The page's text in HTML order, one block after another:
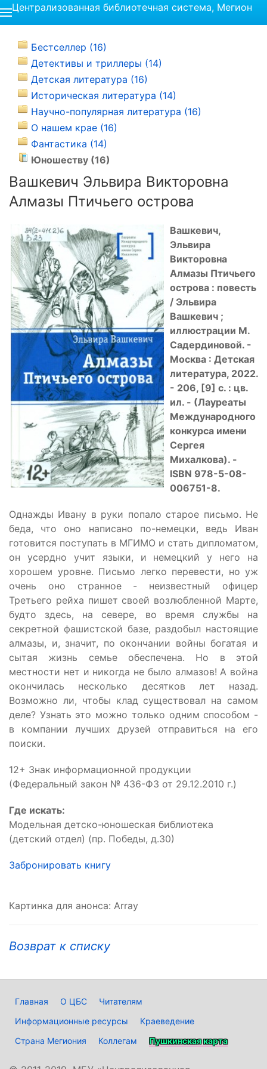
Централизованная библиотечная система, Мегион
Бестселлер (16)
Детективы и триллеры (14)
Детская литература (16)
Историческая литература (14)
Научно-популярная литература (16)
О нашем крае (16)
Фантастика (14)
Юношеству (16)
Вашкевич Эльвира Викторовна
Алмазы Птичьего острова
Вашкевич,
Эльвира
Викторовна
Алмазы Птичьего
острова : повесть
/ Эльвира
Вашкевич ;
иллюстрации М.
Садердиновой. -
Москва : Детская
литература, 2022.
- 206, [9] с. : цв.
ил. - (Лауреаты
Международного
конкурса имени
Сергея
Михалкова). -
ISBN 978-5-08-
006751-8.
Однажды Ивану в руки попало старое письмо. Не
беда, что оно написано по-немецки, ведь Иван
готовится поступать в МГИМО и стать дипломатом,
он усердно учит языки, и немецкий у него на
хорошем уровне. Письмо легко перевести, но уж
очень оно странное - неизвестный офицер
Третьего рейха пишет своей возлюбленной Марте,
будто здесь, на севере, во время службы на
секретной фашистской базе, раздобыл настоящие
алмазы, и, значит, по окончании войны богатая и
сытая жизнь семье обеспечена. Но в этой
местности нет и никогда не было алмазов! А война
окончилась несколько десятков лет назад.
Возможно ли, чтобы клад существовал на самом
деле? Узнать это можно только одним способом -
в компании лучших друзей отправиться на его
поиски.
12+ Знак информационной продукции
(Федеральный закон № 436-ФЗ от 29.12.2010 г.)
Где искать:
Модельная детско-юношеская библиотека
(детский отдел) (пр. Победы, д.30)
Забронировать книгу
Картинка для анонса: Array
Возврат к списку
Главная О ЦБС
Читателям
Информационные ресурсы
Краеведение
Страна Мегиония
Коллегам Пушкинская карта